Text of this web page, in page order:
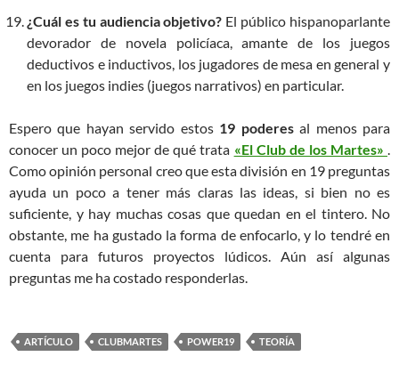
¿Cuál es tu audiencia objetivo? El público hispanoparlante
devorador de novela policíaca, amante de los juegos
deductivos e inductivos, los jugadores de mesa en general y
en los juegos indies (juegos narrativos) en particular.
Espero que hayan servido estos 19 poderesal menos para
conocer un poco mejor de qué trata «El Club de los Martes».
Como opinión personal creo que esta división en 19 preguntas
ayuda un poco a tener más claras las ideas, si bien no es
suficiente, y hay muchas cosas que quedan en el tintero. No
obstante, me ha gustado la forma de enfocarlo, y lo tendré en
cuenta para futuros proyectos lúdicos. Aún así algunas
preguntas me ha costado responderlas.
ARTÍCULO CLUBMARTES POWER19 TEORÍA